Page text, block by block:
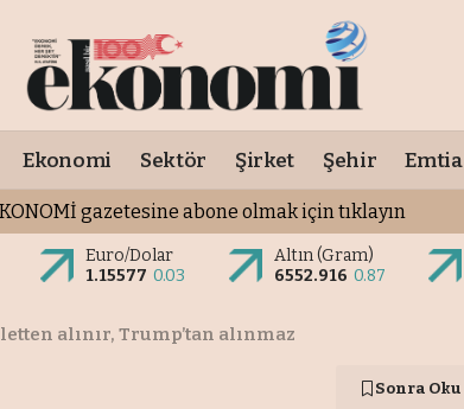
Ekonomi Sektör Şirket Şehir Emtia
gazetesine abone olmak için tıklayın
Euro/Dolar
1.15577 0.03
Altın (Gram)
6552.916 0.87
alınır, Trump’tan alınmaz
Sonra Oku